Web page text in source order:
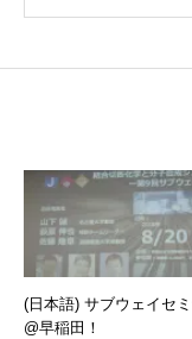
(日本語) サブウェイセ
@早稲田！